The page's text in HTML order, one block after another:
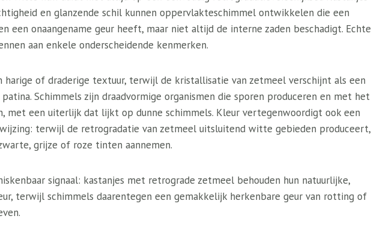
en glanzende schil kunnen oppervlakteschimmel ontwikkelen die een
een onaangename geur heeft, maar niet altijd de interne zaden beschadigt. Echte
aan enkele onderscheidende kenmerken.
harige of draderige textuur, terwijl de kristallisatie van zetmeel verschijnt als een
Schimmels zijn draadvormige organismen die sporen produceren en met het
met een uiterlijk dat lijkt op dunne schimmels. Kleur vertegenwoordigt ook een
terwijl de retrogradatie van zetmeel uitsluitend witte gebieden produceert,
grijze of roze tinten aannemen.
signaal: kastanjes met retrograde zetmeel behouden hun natuurlijke,
terwijl schimmels daarentegen een gemakkelijk herkenbare geur van rotting of